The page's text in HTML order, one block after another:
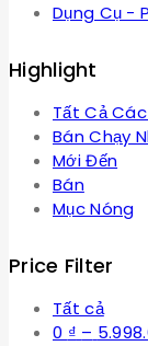
Dụng Cụ -
Highlight
Tất Cả
Bán Chạy
Mới Đến
Bán
Mục Nóng
Price Filter
Tất cả
0 ₫ –